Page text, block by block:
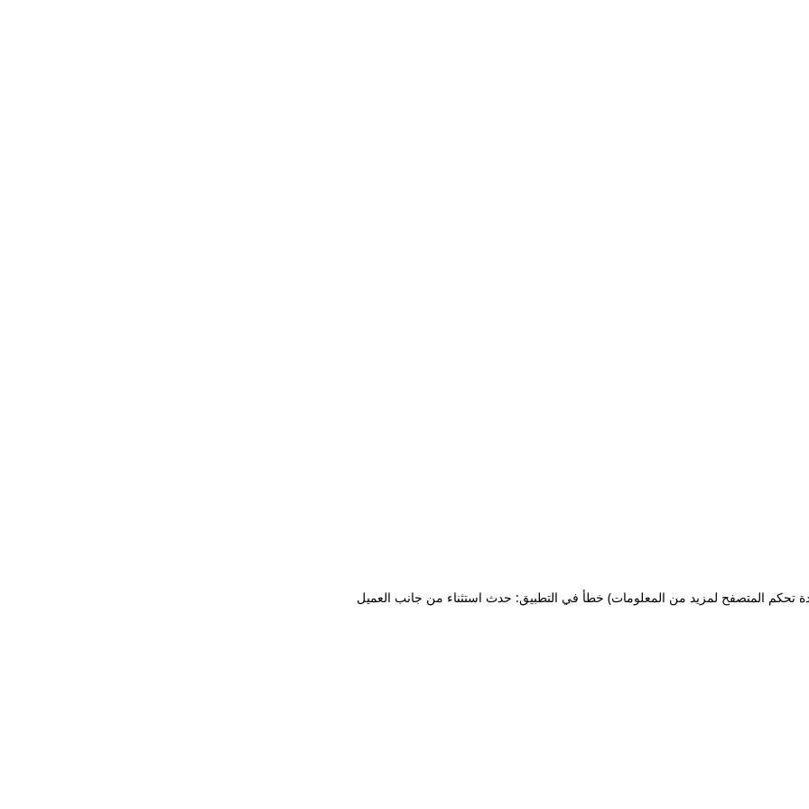
خطأ في التطبيق: حدث استثناء من جانب العميل تحكم المتصفح لمزيد من المعلومات)